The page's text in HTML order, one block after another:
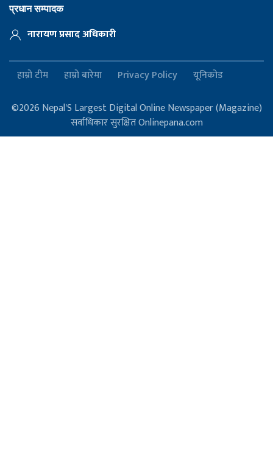
प्रधान सम्पादक
नारायण प्रसाद अधिकारी
हाम्रो टीम हाम्रो बारेमा Privacy Policy यूनिकोड
©2026 Nepal'S Largest Digital Online Newspaper (Magazine)
सर्वाधिकार सुरक्षित Onlinepana.com